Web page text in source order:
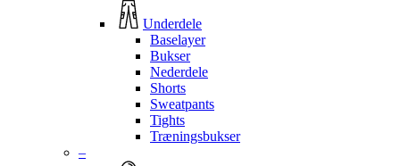
Underdele
Baselayer
Bukser
Nederdele
Shorts
Sweatpants
Tights
Træningsbukser
–